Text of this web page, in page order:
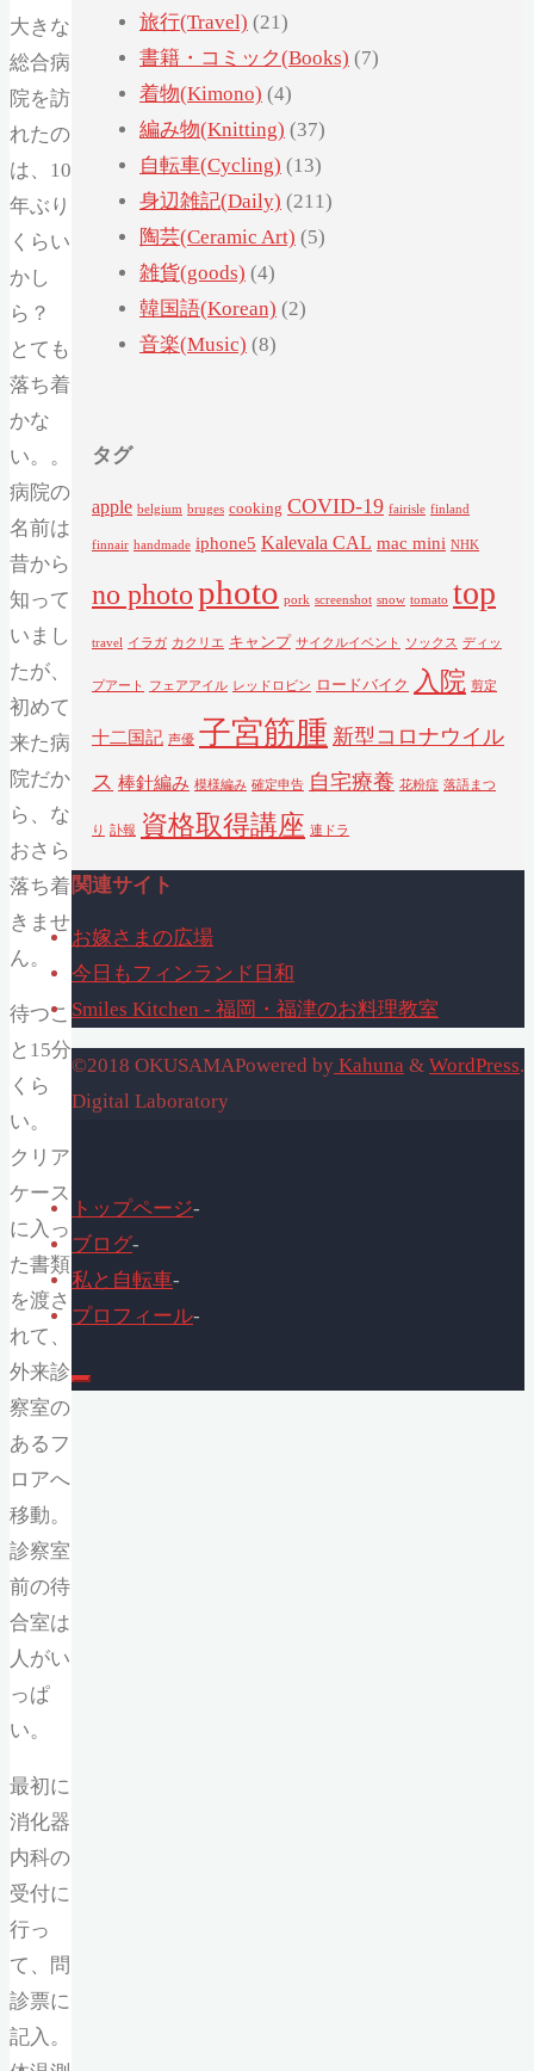
大きな
総合病
院を訪
れたの
は、10
年ぶり
くらい
かし
ら？
とても
落ち着
かな
い。。。
病院の
名前は
昔から
知って
いまし
たが、
初めて
来た病
院だか
ら、な
おさら
落ち着
きませ
ん。
待つこ
と15分
くら
い。
クリア
ケース
に入っ
た書類
を渡さ
れて、
外来診
察室の
あるフ
ロアへ
移動。
診察室
前の待
合室は
人がい
っぱ
い。
最初に
消化器
内科の
受付に
行っ
て、問
診票に
記入。
旅行(Travel) (21)
書籍・コミック(Books) (7)
着物(Kimono) (4)
編み物(Knitting) (37)
自転車(Cycling) (13)
身辺雑記(Daily) (211)
陶芸(Ceramic Art) (5)
雑貨(goods) (4)
韓国語(Korean) (2)
音楽(Music) (8)
タグ
apple belgium bruges cooking COVID-19 fairisle finland
finnair handmade iphone5 Kalevala CAL mac mini NHK
no photophoto pork screenshot snow tomato top
travel イラガ カクリエ キャンプ サイクルイベント ソックス ディッ
プアート フェアアイル レッドロビン ロードバイク 入院 剪定
十二国記 声優 子宮筋腫 新型コロナウイル
ス 棒針編み 模様編み 確定申告 自宅療養 花粉症 落語まつ
り 訃報 資格取得講座 連ドラ
関連サイト
お嫁さまの広場
今日もフィンランド日和
Smiles Kitchen - 福岡・福津のお料理教室
Powered by Kahuna & WordPress.
©2018 OKUSAMA
Digital Laboratory
トップページ-
ブログ-
私と自転車-
プロフィール-